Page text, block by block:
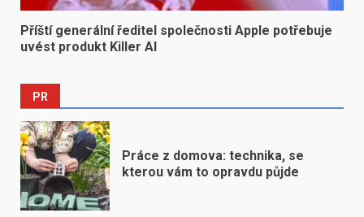
Příští generální ředitel společnosti Apple potřebuje
uvést produkt Killer AI
PR
Práce z domova: technika, se
kterou vám to opravdu půjde